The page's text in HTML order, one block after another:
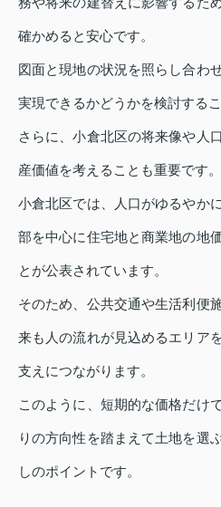
確かめると安心です。
図面と現地の状況を照らし合わ
実現できるかどうかを検討する
さらに、小倉北区の将来像や人
産価値を考えることも重要です。
小倉北区では、人口がゆるやか
部を中心に住宅地と商業地の地
とが公表されています。
そのため、公共交通や生活利便
来も人の流れが見込めるエリア
支えにつながります。
このように、短期的な価格だけ
りの方向性を踏まえて土地を選
しのポイントです。